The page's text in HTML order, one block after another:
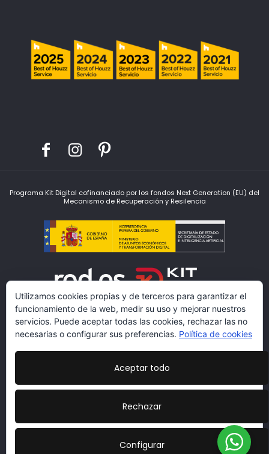
Programa Kit Digital cofinanciado por los fondos Next Generation (EU) del
Mecanismo de Recuperación y Resilencia
www.lacarmariosyvestidores.com
Política de Protección de Datos
|Más información sobre las
cookies|Declaración de Accesibilidad
Utilizamos cookies propias y de terceros para garantizar el
funcionamiento de la web, medir su uso y mejorar nuestros
servicios. Puede aceptar todas las cookies, rechazar las no
necesarias o configurar sus preferencias. Política de cookies
Aceptar todo
Rechazar
Configurar